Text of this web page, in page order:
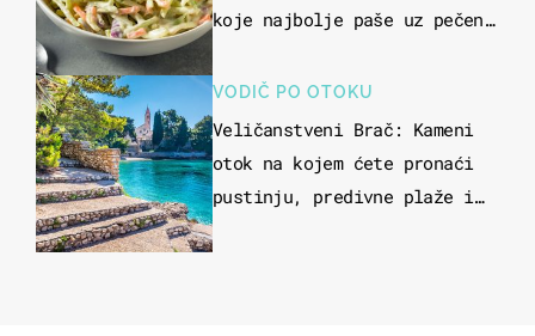
koje najbolje paše uz pečeno
VODIČ PO OTOKU
Veličanstveni Brač: Kameni
otok na kojem ćete pronaći
pustinju, predivne plaže i